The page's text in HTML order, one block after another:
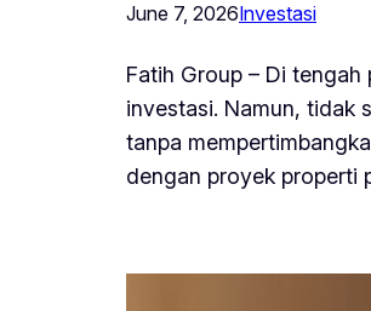
June 7, 2026Investasi
Fatih Group – Di
investasi. Namun, tidak
tanpa
dengan proyek properti